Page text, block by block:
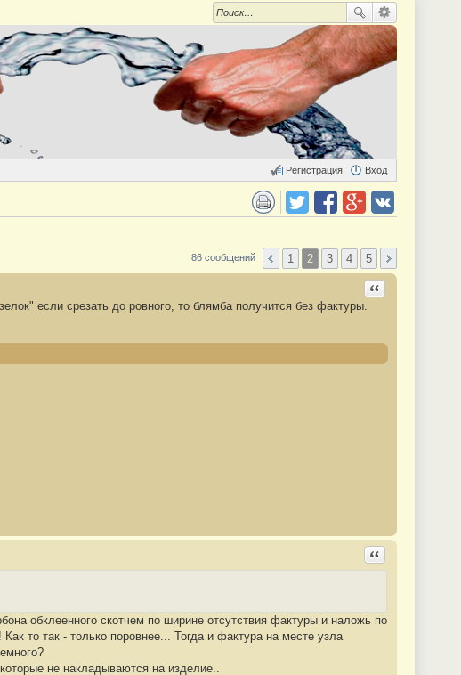
Вход
Регистрация
86 сообщений 1 2 3 4 5
Ответить с
если срезать до ровного, то блямба получится без фактуры.
Ответить с
обклеенного скотчем по ширине отсутствия фактуры и наложь по
то так - только поровнее... Тогда и фактура на месте узла
не накладываются на изделие..